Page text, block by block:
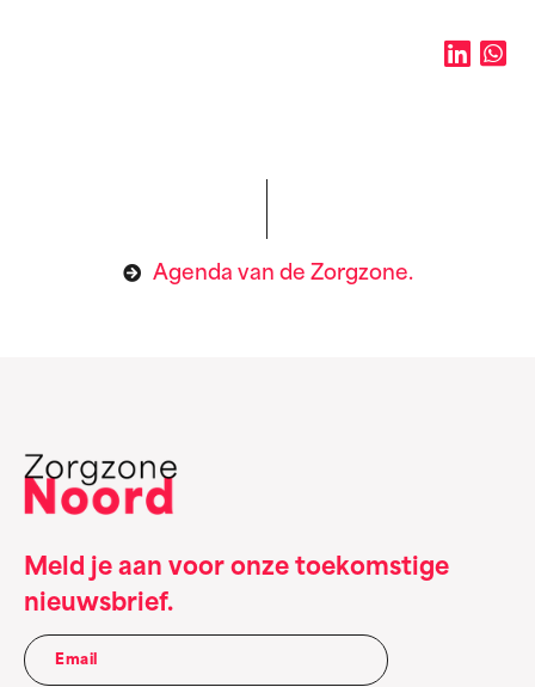
Agenda van de Zorgzone.
Meld je aan voor onze toekomstige
nieuwsbrief.